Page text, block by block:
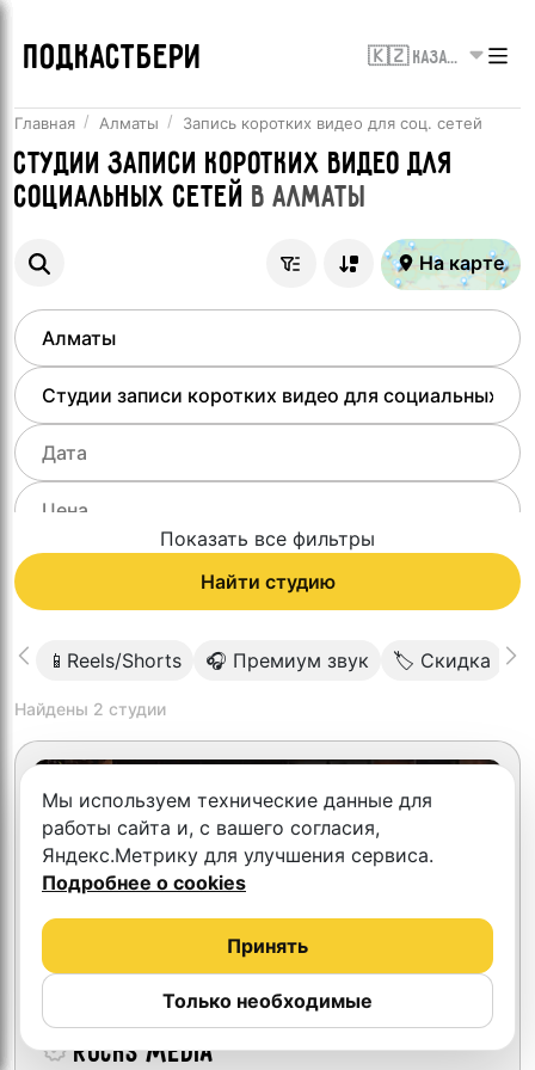
ПОДКАСТБЕРИ 🇰🇿 Казахстан
Главная Алматы Запись коротких видео для соц. сетей
Студии записи коротких видео для
социальных сетей вАлматы
На карте
Показать все фильтры
Найти студию
📱Reels/Shorts 🎧 Премиум звук 🏷 Скидка
Найдены 2 студии
Rocks Media
Мы используем технические данные для
работы сайта и, с вашего согласия,
Яндекс.Метрику для улучшения сервиса.
Подробнее о cookies
Только необходимые
Принять